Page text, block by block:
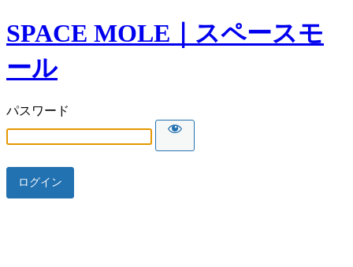
SPACE MOLE｜スペースモ
ール
パスワード